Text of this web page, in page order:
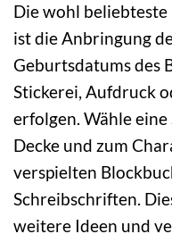
Die wohl
ist die Anbringung
Geburtsdatums des
Stickerei, Aufdruck
erfolgen. Wähle
Decke und zum
verspielten
Schreibschriften.
weitere Ideen und